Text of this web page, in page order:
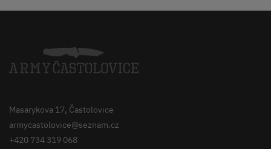
Masarykova 17, Častolovice
armycastolovice@seznam.cz
+420 734 319 068